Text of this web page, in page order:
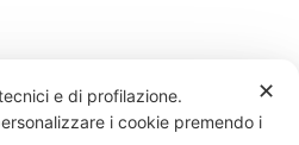
✕
e di profilazione.
i cookie premendo i